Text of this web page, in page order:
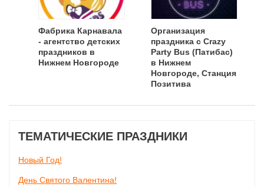
Фабрика Карнавала
- агентство детских
праздников в
Нижнем Новгороде
Организация
праздника с Crazy
Party Bus (Патибас)
в Нижнем
Новгороде, Станция
Позитива
ТЕМАТИЧЕСКИЕ ПРАЗДНИКИ
Новый Год!
День Святого Валентина!